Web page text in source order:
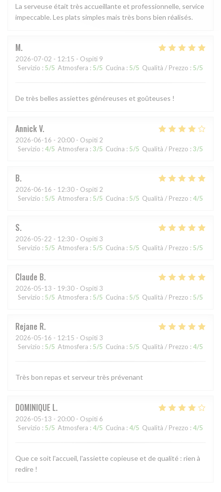
La serveuse était très accueillante et professionnelle, service
impeccable. Les plats simples mais très bons bien réalisés.
M
2026-07-02 - 12:15 - Ospiti 9
Servizio : 5/5 Atmosfera : 5/5 Cucina : 5/5 Qualità / Prezzo : 5/5
De très belles assiettes généreuses et goûteuses !
AnnickV
2026-06-16 - 20:00 - Ospiti 2
Servizio : 4/5 Atmosfera : 3/5 Cucina : 5/5 Qualità / Prezzo : 3/5
B
2026-06-16 - 12:30 - Ospiti 2
Servizio : 5/5 Atmosfera : 5/5 Cucina : 5/5 Qualità / Prezzo : 4/5
S
2026-05-22 - 12:30 - Ospiti 3
Servizio : 5/5 Atmosfera : 5/5 Cucina : 5/5 Qualità / Prezzo : 5/5
Claude B
2026-05-13 - 19:30 - Ospiti 3
Servizio : 5/5 Atmosfera : 5/5 Cucina : 5/5 Qualità / Prezzo : 5/5
Rejane R
2026-05-16 - 12:15 - Ospiti 3
Servizio : 5/5 Atmosfera : 5/5 Cucina : 5/5 Qualità / Prezzo : 4/5
Très bon repas et serveur très prévenant
DOMINIQUE L
2026-05-13 - 20:00 - Ospiti 6
Servizio : 5/5 Atmosfera : 4/5 Cucina : 4/5 Qualità / Prezzo : 4/5
Que ce soit l'accueil, l'assiette copieuse et de qualité : rien à
redire !